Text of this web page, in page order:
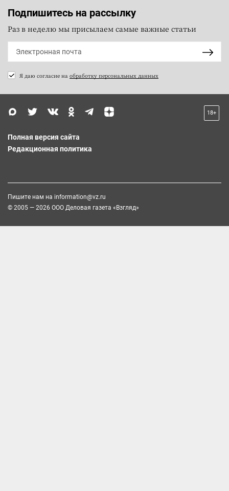
Подпишитесь на рассылку
Раз в неделю мы присылаем самые важные статьи
Я даю согласие на обработку персональных данных
18+
Полная версия сайта
Редакционная политика
Пишите нам на information@vz.ru
© 2005 — 2026 ООО Деловая газета «Взгляд»